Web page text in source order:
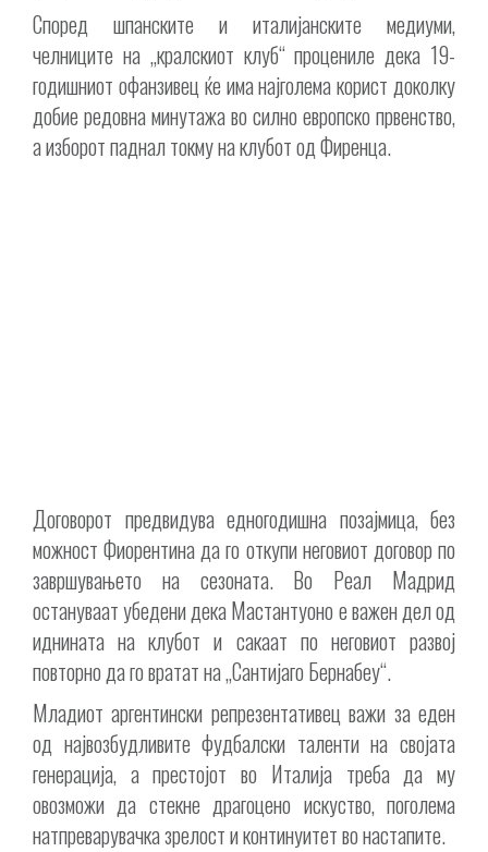
Според шпанските и италијанските медиуми,
челниците на „кралскиот клуб“ процениле дека 19-
годишниот офанзивец ќе има најголема корист доколку
добие редовна минутажа во силно европско првенство,
а изборот паднал токму на клубот од Фиренца.
Договорот предвидува едногодишна позајмица, без
можност Фиорентина да го откупи неговиот договор по
завршувањето на сезоната. Во Реал Мадрид
остануваат убедени дека Мастантуоно е важен дел од
иднината на клубот и сакаат по неговиот развој
повторно да го вратат на „Сантијаго Бернабеу“.
Младиот аргентински репрезентативец важи за еден
од највозбудливите фудбалски таленти на својата
генерација, а престојот во Италија треба да му
овозможи да стекне драгоцено искуство, поголема
натпреварувачка зрелост и континуитет во настапите.